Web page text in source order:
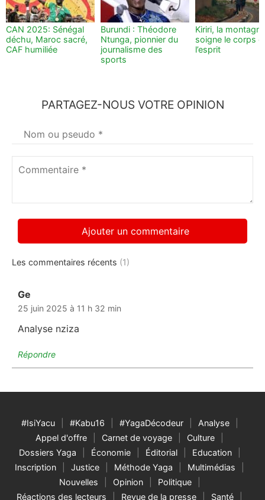
CAN 2025: Sénégal
déchu, Maroc sacré,
CAF humiliée
Burundi : Théodore
Ntunga, pionnier du
journalisme des
sports
Kiriri, la
soigne le corps
l’esprit
PARTAGEZ-NOUS VOTRE OPINION
Votre
nom*
Commentaire
Les commentaires récents (1)
Ge
25 juin 2025 à 11 h 32 min
Analyse nziza
Répondre
#IsiYacu #Kabu16 #YagaDécodeur
Analyse
Appel d'offre
Carnet de voyage
Culture
Dossiers Yaga
Économie Éditorial
Education
Inscription
Justice Méthode Yaga
Multimédias
Nouvelles
Opinion
Politique
Réactions des lecteurs
Revue de la presse Santé